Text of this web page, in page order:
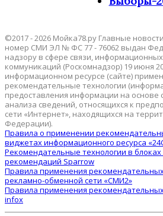
©2017 - 2026 Мойка78.ру Главные
номер СМИ ЭЛ № ФС 77 - 76062 выдан
надзору в сфере связи,
коммуникаций (Роскомнадзор) 19 июня
информационном ресурсе (сайте)
рекомендательные технологии
предоставления информации на основе
анализа сведений, относящихся к
сети «Интернет», находящихся на
Федерации).
Правила о применении
виджетах информационного ресурса
Рекомендательные технологии в
рекомендаций Sparrow
Правила применения
рекламно-обменной сети «СМИ2»
Правила применения
infox